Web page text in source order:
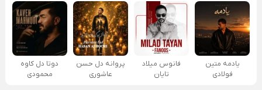
یادمه متین
فولادی
فانوس میلاد
تایان
پروانه دل حسن
عاشوری
دوتا دل کاوه
محمودی